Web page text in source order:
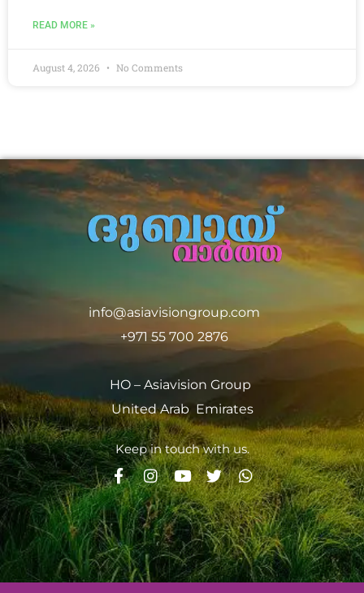
READ MORE »
August 4, 2026 No Comments
info@asiavisiongroup.com
+971 55 700 2876
HO – Asiavision Group
United Arab Emirates
Keep in touch with us.